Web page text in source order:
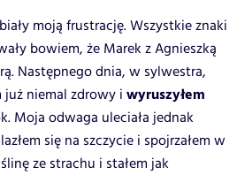
moją frustrację. Wszystkie znaki
bowiem, że Marek z Agnieszką
Następnego dnia, w sylwestra,
już niemal zdrowy i wyruszyłem
Moja odwaga uleciała jednak
się na szczycie i spojrzałem w
ze strachu i stałem jak